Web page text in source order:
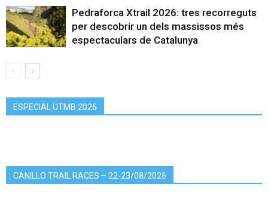
Pedraforca Xtrail 2026: tres recorreguts
per descobrir un dels massissos més
espectaculars de Catalunya
ESPECIAL UTMB 2026
CANILLO TRAIL RACES – 22-23/08/2026